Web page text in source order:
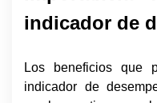
indicador de
Los beneficios que
indicador de